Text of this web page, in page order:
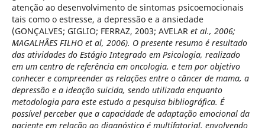
atenção ao desenvolvimento de sintomas psicoemocionais
tais como o estresse, a depressão e a ansiedade
(GONÇALVES; GIGLIO; FERRAZ, 2003; AVELAR et al., 2006;
MAGALHÃES FILHO et al, 2006). O presente resumo é resultado
das atividades do Estágio Integrado em Psicologia, realizado
em um centro de referência em oncologia, e tem por objetivo
conhecer e compreender as relações entre o câncer de mama, a
depressão e a ideação suicida, sendo utilizada enquanto
metodologia para este estudo a pesquisa bibliográfica. É
possível perceber que a capacidade de adaptação emocional da
paciente em relação ao diagnóstico é multifatorial, envolvendo